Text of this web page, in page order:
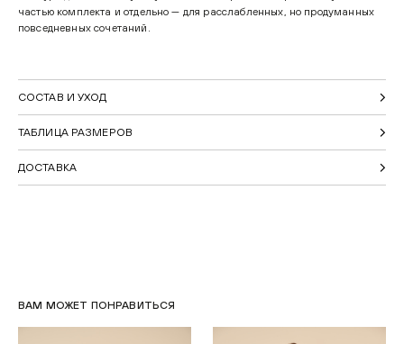
частью комплекта и отдельно — для расслабленных, но продуманных
повседневных сочетаний.
СОСТАВ И УХОД
ТАБЛИЦА РАЗМЕРОВ
ДОСТАВКА
ВАМ МОЖЕТ ПОНРАВИТЬСЯ